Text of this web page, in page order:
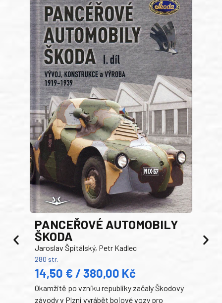
PANCEŘOVÉ AUTOMOBILY
ŠKODA
Jaroslav Špitálský, Petr Kadlec
280 str.
14,50 € / 380,00 Kč
Okamžitě po vzniku republiky začaly Škodovy
závody v Plzni vyrábět bojové vozy pro